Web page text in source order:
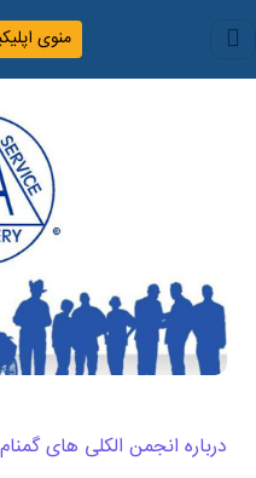
منوی
درباره انجمن الکلی های گمنام